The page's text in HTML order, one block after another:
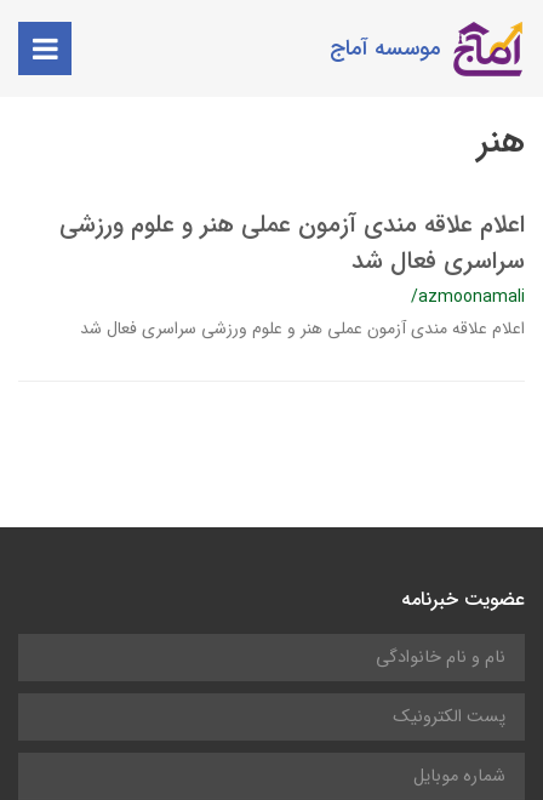
موسسه آماج
هنر
اعلام علاقه مندی آزمون عملی هنر و علوم ورزشی
سراسری فعال شد
/azmoonamali
اعلام علاقه مندی آزمون عملی هنر و علوم ورزشی سراسری فعال شد
عضویت خبرنامه